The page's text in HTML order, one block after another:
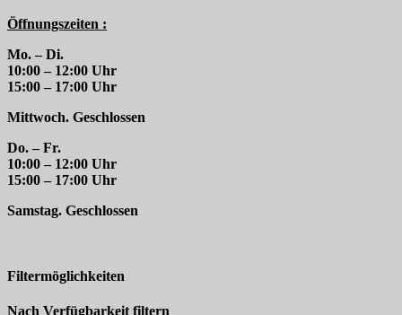
Öffnungszeiten :
Mo. – Di.
10:00 – 12:00 Uhr
15:00 – 17:00 Uhr
Mittwoch. Geschlossen
Do. – Fr.
10:00 – 12:00 Uhr
15:00 – 17:00 Uhr
Samstag. Geschlossen
Filtermöglichkeiten
Nach Verfügbarkeit filtern